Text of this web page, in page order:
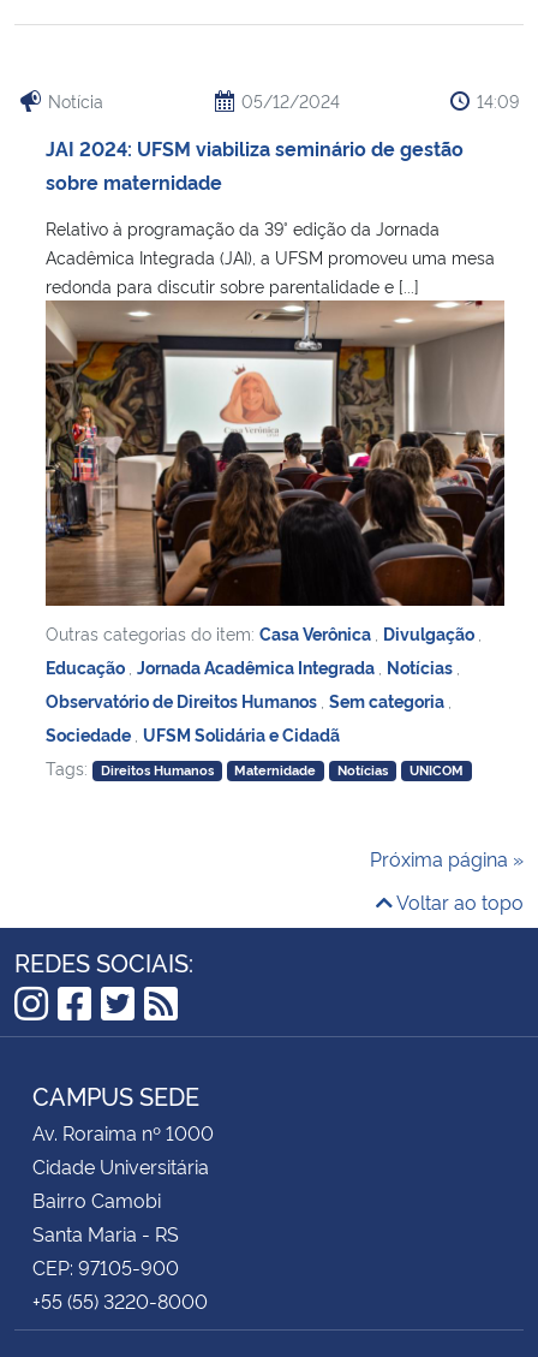
Notícia 05/12/2024 14:09
JAI 2024: UFSM viabiliza seminário de gestão
sobre maternidade
Relativo à programação da 39° edição da Jornada
Acadêmica Integrada (JAI), a UFSM promoveu uma mesa
redonda para discutir sobre parentalidade e [...]
Outras categorias do item: Casa Verônica Divulgação
Educação Jornada Acadêmica Integrada Notícias
Observatório de Direitos Humanos Sem categoria
Sociedade UFSM Solidária e Cidadã
Tags:
Direitos Humanos Maternidade Notícias UNICOM
Próxima página »
Voltar ao topo
REDES SOCIAIS:
Instagram
Facebook
Twitter
RSS
CAMPUS SEDE
Av. Roraima nº 1000
Cidade Universitária
Bairro Camobi
Santa Maria - RS
CEP: 97105-900
+55 (55) 3220-8000